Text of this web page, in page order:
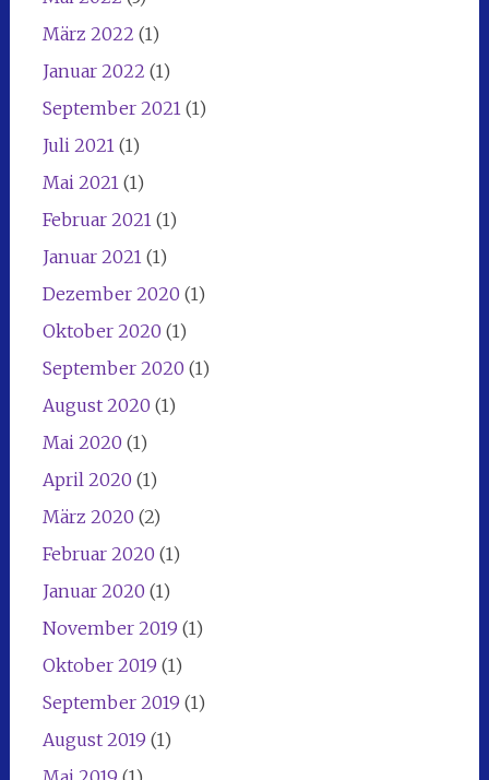
März 2022 (1)
Januar 2022 (1)
September 2021 (1)
Juli 2021 (1)
Mai 2021 (1)
Februar 2021 (1)
Januar 2021 (1)
Dezember 2020 (1)
Oktober 2020 (1)
September 2020 (1)
August 2020 (1)
Mai 2020 (1)
April 2020 (1)
März 2020 (2)
Februar 2020 (1)
Januar 2020 (1)
November 2019 (1)
Oktober 2019 (1)
September 2019 (1)
August 2019 (1)